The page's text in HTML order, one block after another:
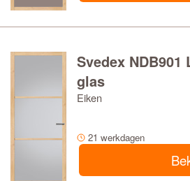
Svedex
glas
Eiken
21 werkdagen